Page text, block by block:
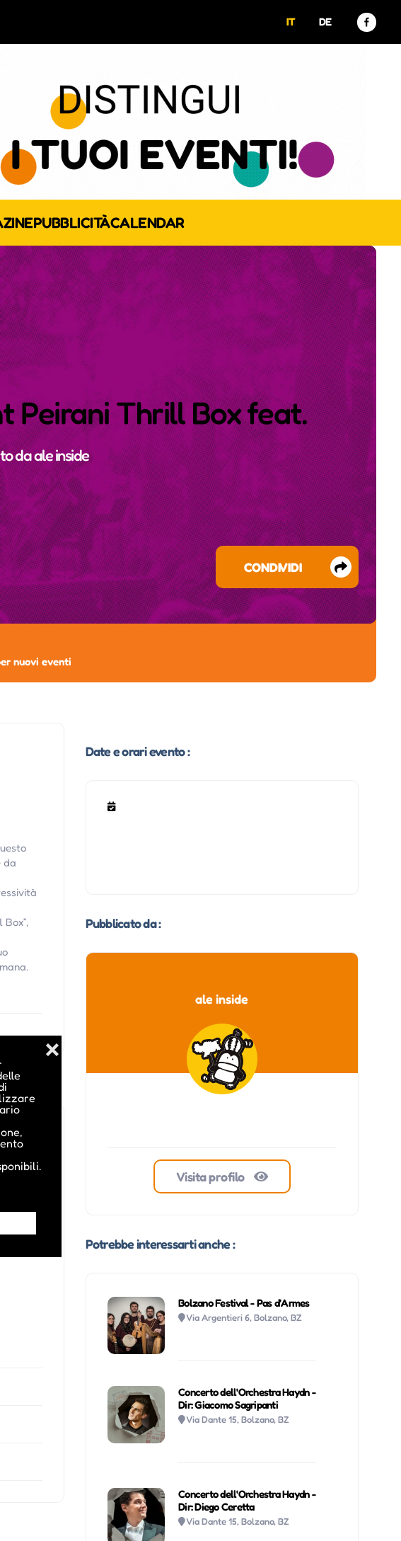
❌
IT DE
PUBBLICITÀCALENDAR
Peirani Thrill Box feat.
daale inside
CONDIVIDI
nuovi eventi
da
Date e orari evento :
Pubblicato da :
ale inside
Visita profilo
Potrebbe interessarti anche :
Bolzano Festival - Pas d’Armes
Via Argentieri 6, Bolzano, BZ
Concerto dell'Orchestra Haydn -
Dir: Giacomo Sagripanti
Via Dante 15, Bolzano, BZ
Concerto dell'Orchestra Haydn -
Dir: Diego Ceretta
Via Dante 15, Bolzano, BZ